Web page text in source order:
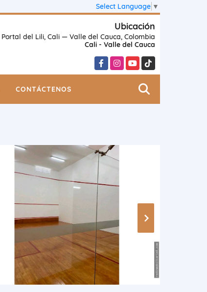
Select Language ▼
Ubicación
Portal del Lili, Cali — Valle del Cauca, Colombia
Cali - Valle del Cauca
FacebookInstagramYouTubeTikTok
CONTÁCTENOS